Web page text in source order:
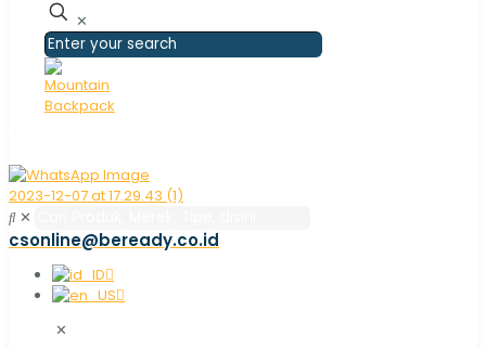
✕
✕
csonline@beready.co.id
✕